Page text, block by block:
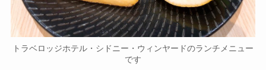
トラベロッジホテル・シドニー・ウィンヤードのランチメニュー
です